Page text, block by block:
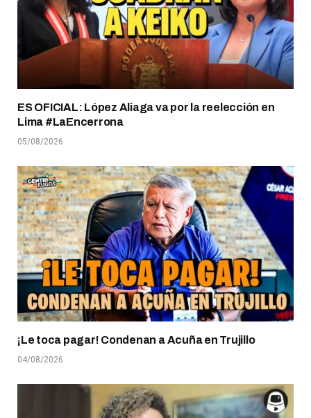
ES OFICIAL: López Aliaga va por la reelección en
Lima #LaEncerrona
05/08/2026
¡Le toca pagar! Condenan a Acuña en Trujillo
04/08/2026